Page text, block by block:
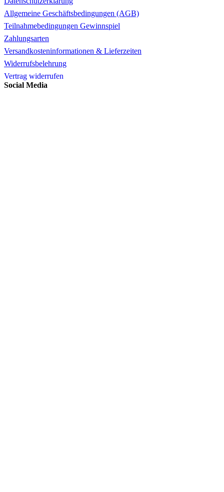
Allgemeine Geschäftsbedingungen (AGB)
Teilnahmebedingungen Gewinnspiel
Zahlungsarten
Versandkosteninformationen & Lieferzeiten
Widerrufsbelehrung
Vertrag widerrufen
Social Media